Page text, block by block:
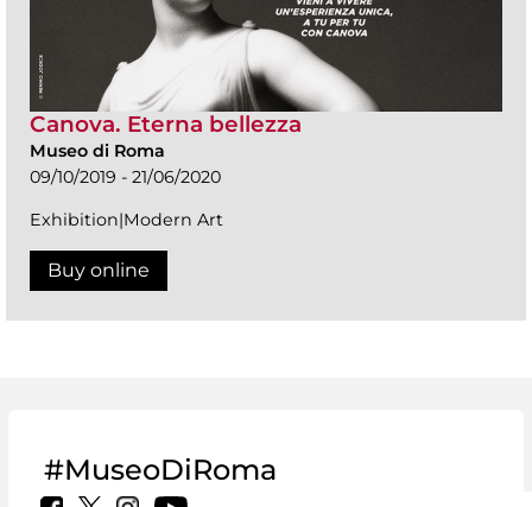
Canova. Eterna bellezza
Museo di Roma
09/10/2019 - 21/06/2020
Exhibition|Modern Art
Buy online
#MuseoDiRoma